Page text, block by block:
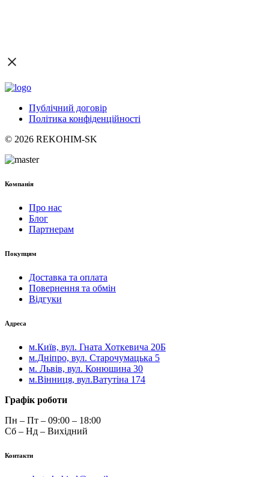
Публічний договір
Політика конфіденційності
© 2026 REKOHIM-SK
Компанія
Про нас
Блог
Партнерам
Покупцям
Доставка та оплата
Повернення та обмін
Відгуки
Адреса
м.Київ, вул. Гната Хоткевича 20Б
м.Дніпро, вул. Старочумацька 5
м. Львів, вул. Конюшина 30
м.Вінниця, вул.Ватутіна 174
Графік роботи
Пн – Пт – 09:00 – 18:00
Сб – Нд – Вихідний
Контакти